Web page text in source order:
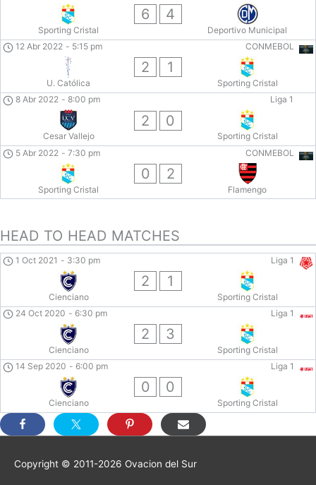
Sporting Cristal
6 4
Deportivo Municipal
CONMEBOL
12 Abr 2022 - 5:15 pm
U. Católica
2 1
Sporting Cristal
Liga 1
8 Abr 2022 - 8:00 pm
Cesar Vallejo
2 0
Sporting Cristal
CONMEBOL
5 Abr 2022 - 7:30 pm
Sporting Cristal
0 2
Flamengo
HEAD TO HEAD MATCHES
Liga 1
1 Oct 2021 - 3:30 pm
Cienciano
2 1
Sporting Cristal
Liga 1
24 Oct 2020 - 6:30 pm
Cienciano
2 3
Sporting Cristal
Liga 1
14 Sep 2020 - 6:00 pm
Cienciano
0 0
Sporting Cristal
Copyright © 2011-2026 Ovacion del Sur